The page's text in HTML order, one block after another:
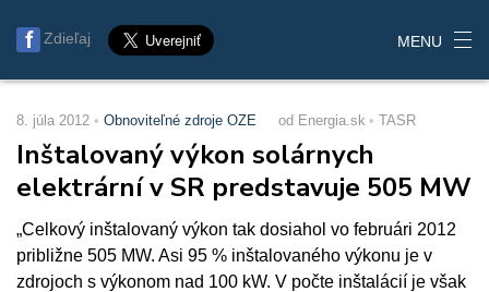
Zdieľaj MENU
8. júla 2012 Obnoviteľné zdroje OZE od Energia.sk TASR
Inštalovaný výkon solárnych
elektrární v SR predstavuje 505 MW
„Celkový inštalovaný výkon tak dosiahol vo februári 2012
približne 505 MW. Asi 95 % inštalovaného výkonu je v
zdrojoch s výkonom nad 100 kW. V počte inštalácií je však